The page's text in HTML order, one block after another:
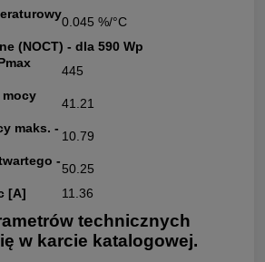
0.045 %/°C
(NOCT) - dla 590 Wp
445
mocy
41.21
maks. -
10.79
-
50.25
[A]
11.36
technicznych
w karcie katalogowej.